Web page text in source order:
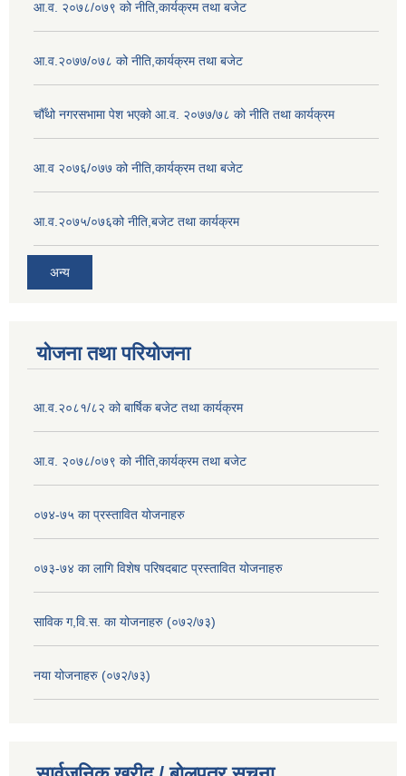
आ.व. २०७८/०७९ को नीति,कार्यक्रम तथा बजेट
आ.व.२०७७/०७८ को नीति,कार्यक्रम तथा बजेट
चौँथो नगरसभामा पेश भएको आ.व. २०७७/७८ को नीति तथा कार्यक्रम
आ.व २०७६/०७७ को नीति,कार्यक्रम तथा बजेट
आ.व.२०७५/०७६को नीति,बजेट तथा कार्यक्रम
अन्य
योजना तथा परियोजना
आ.व.२०८१/८२ को बार्षिक बजेट तथा कार्यक्रम
आ.व. २०७८/०७९ को नीति,कार्यक्रम तथा बजेट
०७४-७५ का प्रस्तावित योजनाहरु
०७३-७४ का लागि विशेष परिषदबाट प्रस्तावित योजनाहरु
साविक ग,वि.स. का योजनाहरु (०७२/७३)
नया योजनाहरु (०७२/७३)